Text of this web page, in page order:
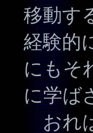
移動す
経験的
にもそ
に学ば
おれ